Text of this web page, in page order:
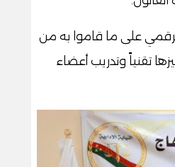
الرقمي على ما قاموا به من
تقنياً وتدريب أعضاء